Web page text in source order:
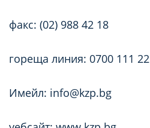
факс: (02) 988 42 18
гореща линия: 0700 111 22
Имейл: info@kzp.bg